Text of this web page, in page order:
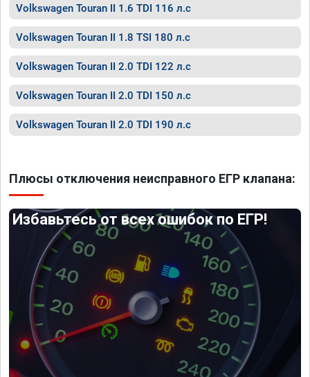
Volkswagen Touran II 1.6 TDI 116 л.с
Volkswagen Touran II 1.8 TSI 180 л.с
Volkswagen Touran II 2.0 TDI 122 л.с
Volkswagen Touran II 2.0 TDI 150 л.с
Volkswagen Touran II 2.0 TDI 190 л.с
Плюсы отключения неисправного ЕГР клапана:
Избавьтесь от всех ошибок по ЕГР!